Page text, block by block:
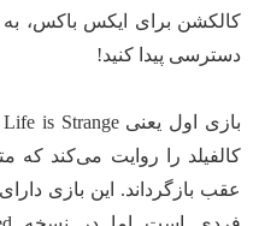
کالکشن برای ایکس باکس،
دسترسی پیدا کنید!
کالفیلد را روایت می‌کند که
عقب بازگرداند. این بازی